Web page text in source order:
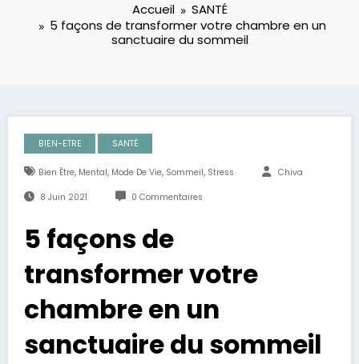
Accueil
SANTÉ
5 façons de transformer votre chambre en un
sanctuaire du sommeil
BIEN-ETRE SANTÉ
Bien Être, Mental, Mode De Vie, Sommeil, Stress Chiva
8 Juin 2021 0 Commentaires
5 façons de
transformer votre
chambre en un
sanctuaire du sommeil